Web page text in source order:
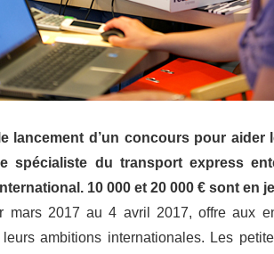
lancement d’un concours pour
spécialiste du transport express
10 000 et 20 000 € sont en
mars 2017 au 4 avril 2017, offre aux
leurs ambitions internationales. Les